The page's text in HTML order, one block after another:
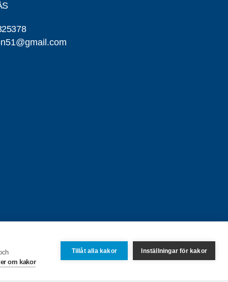
om kakor
Tillåt alla kakor Inställningar för kakor